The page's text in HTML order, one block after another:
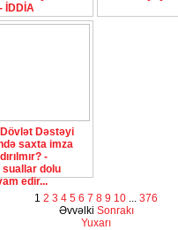
İDDİA
Dəstəyi
saxta imza
-
suallar dolu
edir...
1 2 3 4 5 6 7 8 9 10 ... 376
Əvvəlki Sonrakı
Yuxarı